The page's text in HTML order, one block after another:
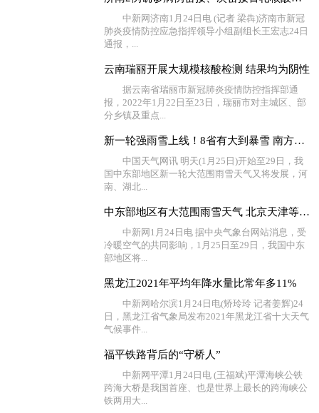
中新网济南1月24日电 (记者 梁犇)济南市新冠
肺炎疫情防控应急指挥领导小组副组长王宏志24日
通报，...
云南瑞丽开展大规模核酸检测 结果均为阴性
据云南省瑞丽市新冠肺炎疫情防控指挥部通
报，2022年1月22日至23日，瑞丽市对主城区、部
分乡镇及重点...
新一轮强雨雪上线！8省有大到暴雪 南方湿冷将持续至春节
中国天气网讯 明天(1月25日)开始至29日，我
国中东部地区新一轮大范围雨雪天气又将发展，河
南、湖北...
中东部地区有大范围雨雪天气 北京天津等地有大雾
中新网1月24日电 据中央气象台网站消息，受
冷暖空气的共同影响，1月25日至29日，我国中东
部地区将...
黑龙江2021年平均年降水量比常年多11%
中新网哈尔滨1月24日电(矫玲玲 记者姜辉)24
日，黑龙江省气象局发布2021年黑龙江省十大天气
气候事件...
福平铁路背后的“守桥人”
中新网平潭1月24日电 (王福斌)平潭海峡公铁
跨海大桥是我国首座、也是世界上最长的跨海峡公
铁两用大...